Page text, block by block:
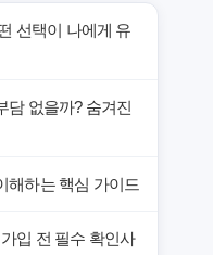
선택이 나에게 유
담 없을까? 숨겨진
해하는 핵심 가이드
입 전 필수 확인사